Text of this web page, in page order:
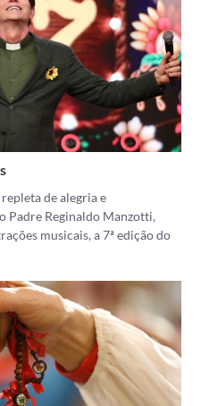
de alegria e
Reginaldo Manzotti,
musicais, a 7ª edição do